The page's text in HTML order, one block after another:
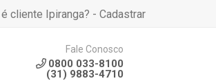
cliente Ipiranga? - Cadastrar
Fale Conosco
0800 033-8100
(31) 9883-4710